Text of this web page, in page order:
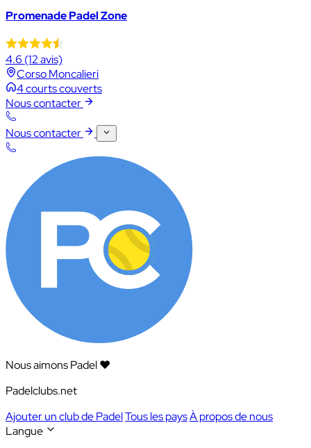
Promenade Padel Zone
4.6 (12 avis)
Corso Moncalieri
4 courts couverts
Nous contacter
Nous contacter
Nous aimons Padel ❤️
Padelclubs.net
Ajouter un club de PadelTous les paysÀ propos de nous
Langue